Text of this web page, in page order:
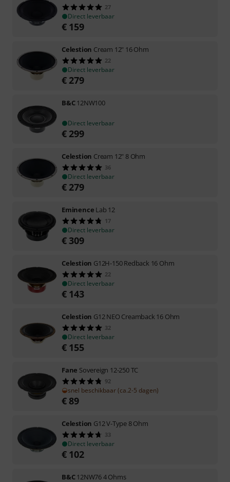
27
Direct leverbaar
€ 159
Celestion Cream 12" 16 Ohm
22
Direct leverbaar
€ 279
B&C12NW100
Direct leverbaar
€ 299
Celestion Cream 12" 8 Ohm
36
Direct leverbaar
€ 279
Eminence Lab 12
17
Direct leverbaar
€ 309
Celestion G12H-150 Redback 16 Ohm
22
Direct leverbaar
€ 143
Celestion G12 NEO Creamback 16 Ohm
32
Direct leverbaar
€ 155
Fane Sovereign 12-250 TC
92
snel beschikbaar (ca.2-5 dagen)
€ 89
Celestion G12 V-Type 8 Ohm
33
Direct leverbaar
€ 102
B&C12NW76 4 Ohms